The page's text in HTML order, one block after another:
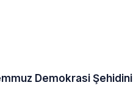
Demokrasi Şehidini